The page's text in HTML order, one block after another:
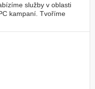
služby v oblasti
kampaní. Tvoříme